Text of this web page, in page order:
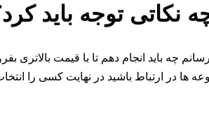
توجه باید
چه باید انجام دهم تا با قیمت بالاتری
ها در ارتباط باشید در نهایت کسی را